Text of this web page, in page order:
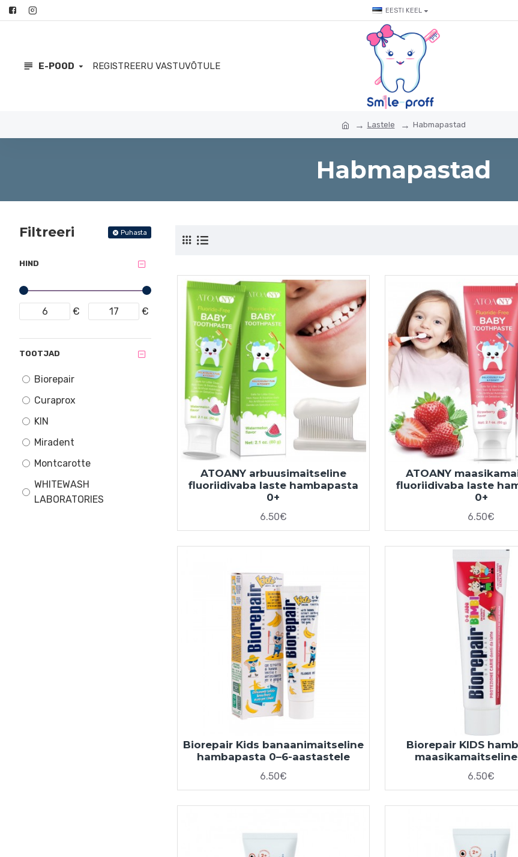
EESTI KEEL
E-POOD REGISTREERU VASTUVÕTULE
Lastele Habmapastad
Habmapastad
Filtreeri Puhasta
HIND
€ €
TOOTJAD
Biorepair
Curaprox
KIN
Miradent
Montcarotte
WHITEWASH
LABORATORIES
ATOANY arbuusimaitseline
fluoriidivaba laste hambapasta
0+
6.50€
ATOANY
fluoriidivaba laste
0+
6.50€
Biorepair Kids banaanimaitseline
hambapasta 0–6-aastastele
6.50€
Biorepair KIDS
6.50€